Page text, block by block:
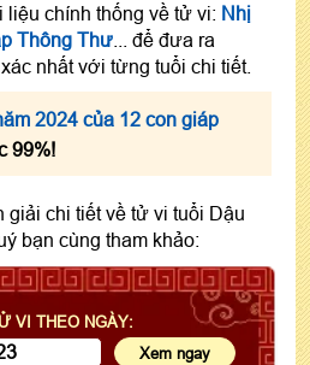
liệu chính thống về tử vi: Nhị
Thông Thư ... để đưa ra
nhất với từng tuổi chi tiết.
2024 của 12 con giáp
99%!
giải chi tiết về tử vi tuổi Dậu
bạn cùng tham khảo:
VI THEO NGÀY: